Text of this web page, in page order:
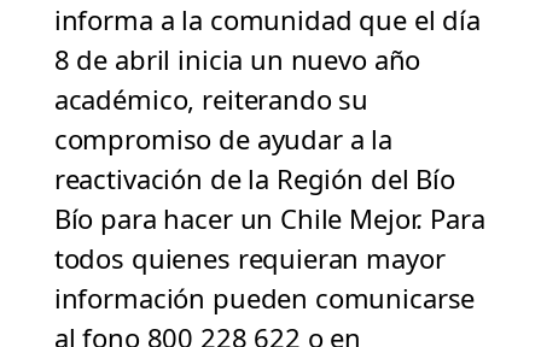
informa a la comunidad que el día
8 de abril inicia un nuevo año
académico, reiterando su
compromiso de ayudar a la
reactivación de la Región del Bío
Bío para hacer un Chile Mejor. Para
todos quienes requieran mayor
información pueden comunicarse
al fono 800 228 622 o en